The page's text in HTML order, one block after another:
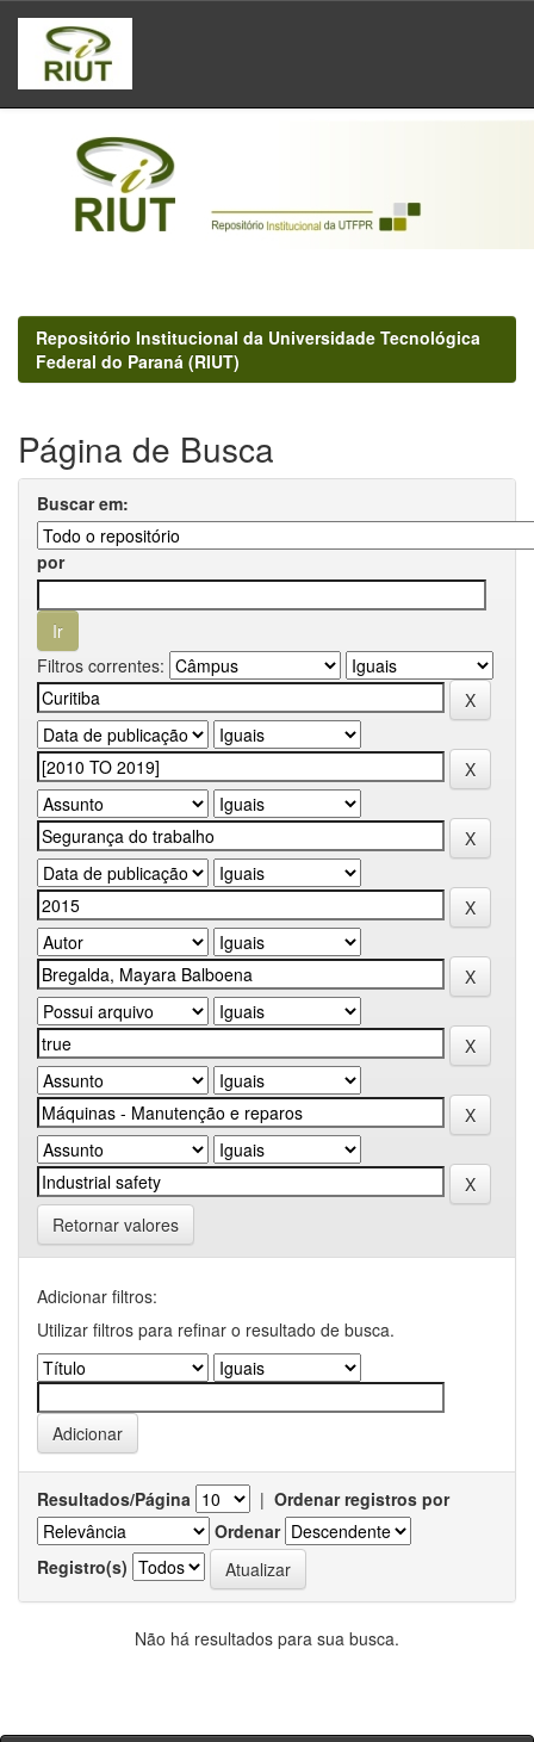
Skip
navigation
Repositório Institucional da Universidade Tecnológica
Federal do Paraná (RIUT)
Página de Busca
Buscar em:
por
Filtros correntes:
Retornar valores
Adicionar filtros:
Utilizar filtros para refinar o resultado de busca.
Resultados/Página | Ordenar registros por
Ordenar
Registro(s)
Não há resultados para sua busca.